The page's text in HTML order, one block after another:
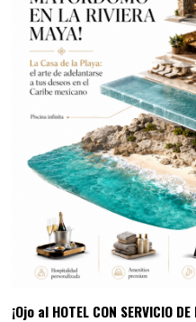
¡Ojo al HOTEL CON SERVICIO